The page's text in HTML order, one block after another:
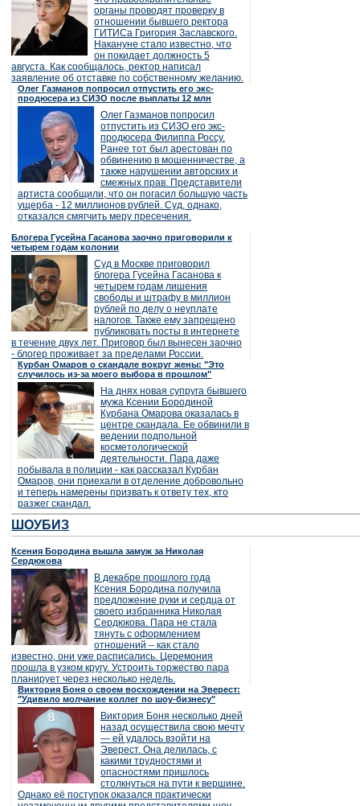
органы проводят проверку в
отношении бывшего ректора
ГИТИСа Григория Заславского.
Накануне стало известно, что
он покидает должность 5
августа. Как сообщалось, ректор написал
заявление об отставке по собственному желанию.
Олег Газманов попросил отпустить его экс-
продюсера из СИЗО после выплаты 12 млн
Олег Газманов попросил
отпустить из СИЗО его экс-
продюсера Филиппа Россу.
Ранее тот был арестован по
обвинению в мошенничестве, а
также нарушении авторских и
смежных прав. Представители
артиста сообщили, что он погасил большую часть
ущерба - 12 миллионов рублей. Суд, однако,
отказался смягчить меру пресечения.
Блогера Гусейна Гасанова заочно приговорили к
четырем годам колонии
Суд в Москве приговорил
блогера Гусейна Гасанова к
четырем годам лишения
свободы и штрафу в миллион
рублей по делу о неуплате
налогов. Также ему запрещено
публиковать посты в интернете
в течение двух лет. Приговор был вынесен заочно
- блогер проживает за пределами России.
Курбан Омаров о скандале вокруг жены: "Это
случилось из-за моего выбора в прошлом"
На днях новая супруга бывшего
мужа Ксении Бородиной
Курбана Омарова оказалась в
центре скандала. Ее обвинили в
ведении подпольной
косметологической
деятельности. Пара даже
побывала в полиции - как рассказал Курбан
Омаров, они приехали в отделение добровольно
и теперь намерены призвать к ответу тех, кто
разжег скандал.
ШОУБИЗ
Ксения Бородина вышла замуж за Николая
Сердюкова
В декабре прошлого года
Ксения Бородина получила
предложение руки и сердца от
своего избранника Николая
Сердюкова. Пара не стала
тянуть с оформлением
отношений – как стало
известно, они уже расписались. Церемония
прошла в узком кругу. Устроить торжество пара
планирует через несколько недель.
Виктория Боня о своем восхождении на Эверест:
"Удивило молчание коллег по шоу-бизнесу"
Виктория Боня несколько дней
назад осуществила свою мечту
— ей удалось взойти на
Эверест. Она делилась, с
какими трудностями и
опасностями пришлось
столкнуться на пути к вершине.
Однако её поступок оказался практически